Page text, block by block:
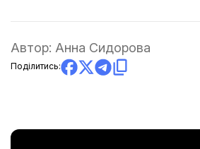
Автор: Анна Сидорова
Поділитись: